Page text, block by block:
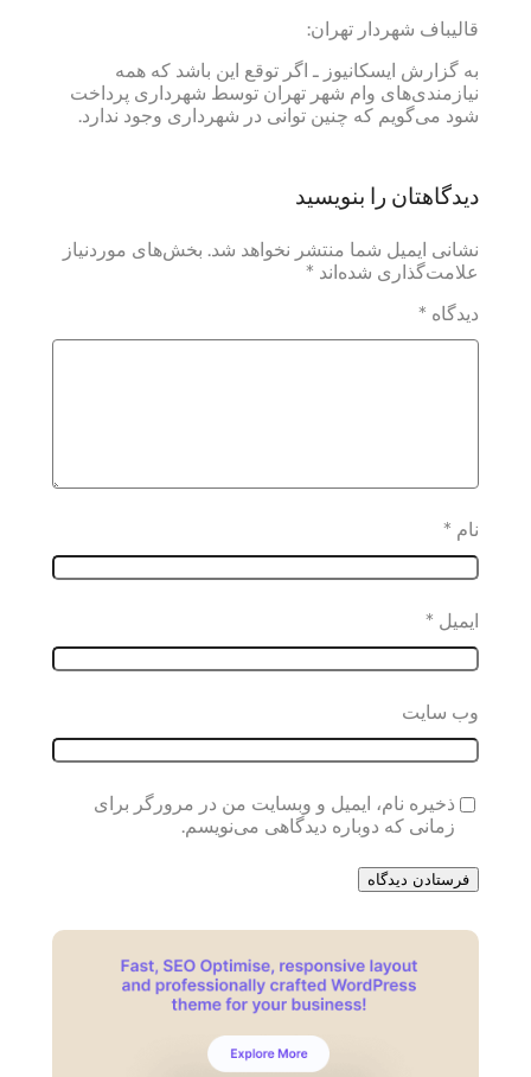
قالیباف شهردار تهران:
به گزارش ایسکانیوز ـ اگر توقع این باشد که همه
نیازمندی‌های وام شهر تهران توسط شهرداری پرداخت
شود می‌گویم که چنین توانی در شهرداری وجود ندارد.
دیدگاهتان را بنویسید
نشانی ایمیل شما منتشر نخواهد شد. بخش‌های موردنیاز
علامت‌گذاری شده‌اند *
دیدگاه *
نام *
ایمیل *
وب‌ سایت
ذخیره نام، ایمیل و وبسایت من در مرورگر برای
زمانی که دوباره دیدگاهی می‌نویسم.